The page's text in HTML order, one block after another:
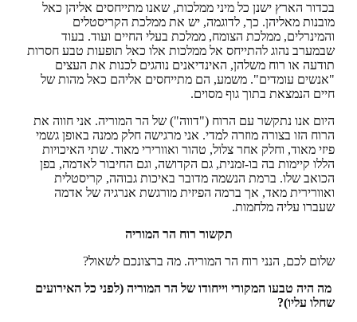
בכדור הארץ ישנן כל מיני ממלכות, שאנו מתייחסים אליהן כאל
מובנות מאליהן. כך, לדוגמה, יש את ממלכת הקריסטלים
והמינרלים, ממלכת הצומח, ממלכת בעלי החיים ועוד. בעוד
שבמערב נהוג להתייחס אל ממלכות אלו כאל תופעות טבע חסרות
תודעה או רוח משלהן, האינדיאנים נוהגים לכנות את העצים
"אנשים עומדים". משמע, הם מתייחסים אליהם כאל מהות של
חיים הנמצאת בתוך גוף מסוים.
היום אנו נתקשר עם הרוח ("דווה") של הר המוריה. אני חווה את
הרוח הזו בצורה מוזרה למדי. אני מרגישה חלק ממנה באופן גשמי
פיזי מאוד, וחלק אחר צלול, טהור ואוורירי מאוד. שתי האיכויות
הללו קיימות בה בו-זמנית, גם הקדושה, וגם החיבור לאדמה, בפן
הכואב שלו. ברמת הנשמה מדובר באיכות גבוהה, קריסטלית
ואוורירית מאד, אך ברמה הפיזית מורגשת אנרגיה של אדמה
שעברו עליה מלחמות.
תקשור רוח הר המוריה
שלום לכם, הנני רוח הר המוריה. מה ברצונכם לשאול?
מה היה טבעו המקורי וייחודו של הר המוריה (לפני כל האירועים
שחלו עליו)?